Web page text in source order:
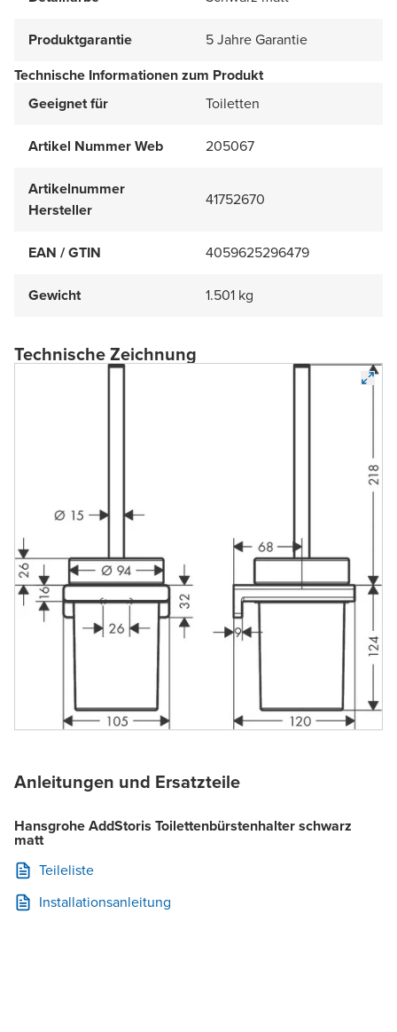
Produktgarantie
5 Jahre Garantie
Technische Informationen zum Produkt
Geeignet für
Toiletten
Artikel Nummer Web 205067
Artikelnummer
Hersteller
41752670
EAN / GTIN 4059625296479
Gewicht 1.501 kg
Technische Zeichnung
Anleitungen und Ersatzteile
Hansgrohe AddStoris Toilettenbürstenhalter schwarz
matt
Teileliste
Installationsanleitung